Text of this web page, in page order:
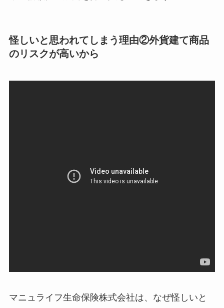
怪しいと思われてしまう理由②外貨建て商品
のリスクが高いから
マニュライフ生命保険株式会社は、なぜ怪しいと